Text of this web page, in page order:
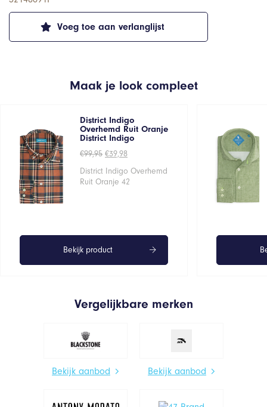
Voeg toe aan verlanglijst
Maak je look compleet
District Indigo
Overhemd Ruit Oranje
District Indigo
€99,95 Oorspronkelijke
was:
€99,95.
€39,98Huidige
is:
€39,98.
District Indigo Overhemd
Ruit Oranje 42
Bekijk product
Vergelijkbare merken
Bekijk aanbod Bekijk aanbod